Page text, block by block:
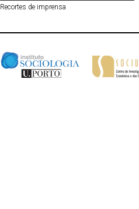
Recortes de imprensa